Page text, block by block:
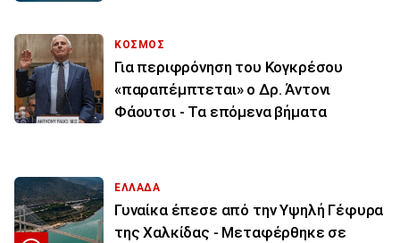
ΚΟΣΜΟΣ
Για περιφρόνηση του Κογκρέσου
«παραπέμπτεται» ο Δρ. Άντονι
Φάουτσι - Τα επόμενα βήματα
ΕΛΛΑΔΑ
Γυναίκα έπεσε από την Υψηλή Γέφυρα
της Χαλκίδας - Μεταφέρθηκε σε